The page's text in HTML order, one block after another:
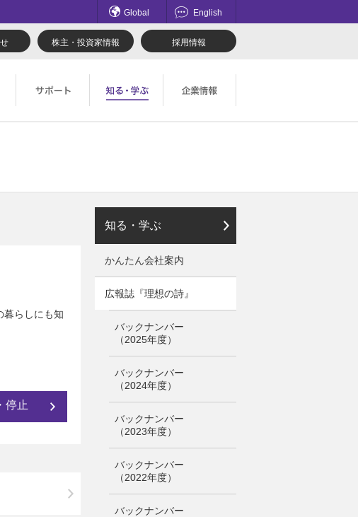
Global English
株主・投資家情報 採用情報
暮らしにも知
停止
知る・学ぶ
かんたん会社案内
広報誌『理想の詩』
バックナンバー
（2025年度）
バックナンバー
（2024年度）
バックナンバー
（2023年度）
バックナンバー
（2022年度）
バックナンバー